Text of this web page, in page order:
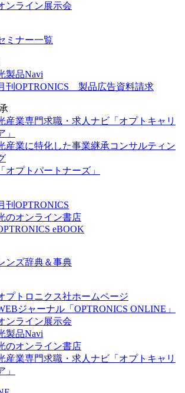
ンライン展示会
ミナー一覧
製品Navi
刊OPTRONICS 製品広告資料請求
産業専門求職・求人ナビ「オプトキャリ
」
産業に特化した事業継承コンサルティン
「オプトパートナーズ」
刊OPTRONICS
のオンライン書店
eBOOK
ンズ辞典＆事典
プトロニクス社ホームページ
ジャーナル「OPTRONICS ONLINE」
ンライン展示会
製品Navi
のオンライン書店
産業専門求職・求人ナビ「オプトキャリ
」